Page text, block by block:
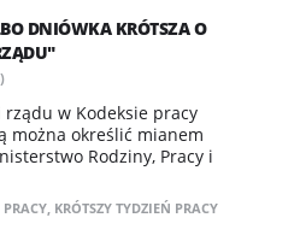
DNIÓWKA KRÓTSZA O
rządu w Kodeksie pracy
można określić mianem
Rodziny, Pracy i
, KRÓTSZY TYDZIEŃ PRACY